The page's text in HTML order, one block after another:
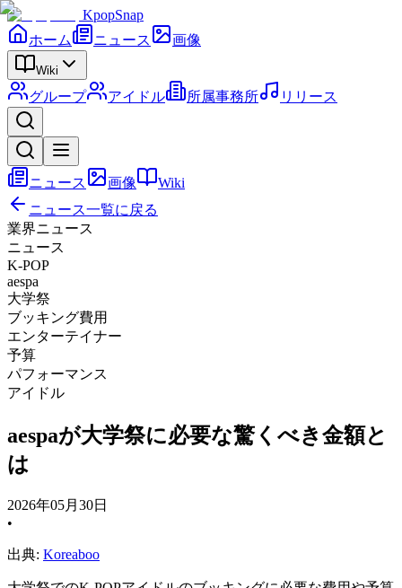
KpopSnap
ホーム
ニュース 画像
Wiki
グループ アイドル 所属事務所 リリース
ニュース 画像
Wiki
ニュース一覧に戻る
業界ニュース
ニュース
K-POP
aespa
大学祭
ブッキング費用
エンターテイナー
予算
パフォーマンス
アイドル
aespaが大学祭に必要な驚くべき金額と
は
2026年05月30日
•
出典: Koreaboo